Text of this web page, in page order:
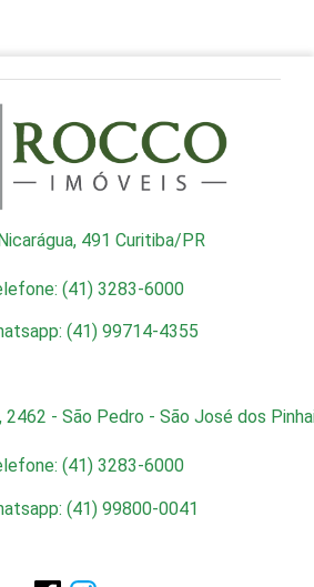
491 Curitiba/PR
(41) 3283-6000
(41) 99714-4355
2462 - São Pedro - São José dos
(41) 3283-6000
(41) 99800-0041